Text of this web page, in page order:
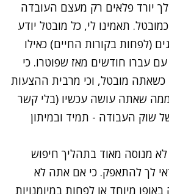
יורד פלאים רק מעצם העובדה
תאמינו לי, כל מובטל יודע
(לפחות בקורות החיים) כאילו
עברו חודשים מאז שפוטרו. כי
כשאתה מובטל, וכי מרבית ההצעות
שאתה עושה עכשיו (בלי קשר
שוק העבודה - תמיד ובמיתון
מנוסה מאוד בתהליך חיפוש
לך להתאפק. כי אם אתה לא
מיוחד או לפחות במיומנויות